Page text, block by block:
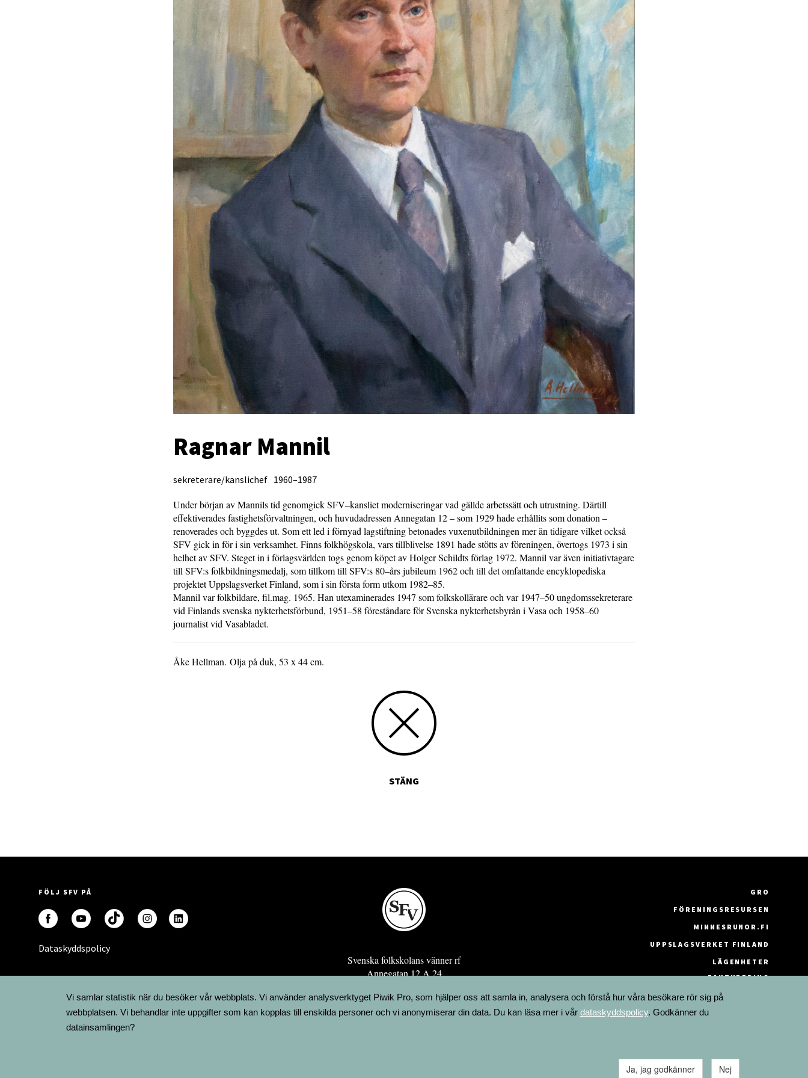
Ragnar Mannil
sekreterare/kanslichef 1960–1987
Under början av Mannils tid genomgick SFV–kansliet moderniseringar vad gällde arbetssätt och utrustning. Därtill
effektiverades fastighetsförvaltningen, och huvudadressen Annegatan 12 – som 1929 hade erhållits som donation –
renoverades och byggdes ut. Som ett led i förnyad lagstiftning betonades vuxenutbildningen mer än tidigare vilket också
SFV gick in för i sin verksamhet. Finns folkhögskola, vars tillblivelse 1891 hade stötts av föreningen, övertogs 1973 i sin
helhet av SFV. Steget in i förlagsvärlden togs genom köpet av Holger Schildts förlag 1972. Mannil var även initiativtagare
till SFV:s folkbildningsmedalj, som tillkom till SFV:s 80–års jubileum 1962 och till det omfattande encyklopediska
projektet Uppslagsverket Finland, som i sin första form utkom 1982–85.
Mannil var folkbildare, fil.mag. 1965. Han utexaminerades 1947 som folkskollärare och var 1947–50 ungdomssekreterare
vid Finlands svenska nykterhetsförbund, 1951–58 föreståndare för Svenska nykterhetsbyrån i Vasa och 1958–60
journalist vid Vasabladet.
Åke Hellman. Olja på duk, 53 x 44 cm.
STÄNG
FÖLJ SFV PÅ
Dataskyddspolicy
Svenska folkskolans vänner rf
Annegatan 12 A 24
sfv@sfv.fi
GRO
FÖRENINGSRESURSEN
MINNESRUNOR.FI
UPPSLAGSVERKET FINLAND
LÄGENHETER
FAKTURERING
Vi samlar statistik när du besöker vår webbplats. Vi använder analysverktyget Piwik Pro, som hjälper oss att samla in, analysera och förstå hur våra besökare rör sig på
webbplatsen. Vi behandlar inte uppgifter som kan kopplas till enskilda personer och vi anonymiserar din data. Du kan läsa mer i vår dataskyddspolicy. Godkänner du
datainsamlingen?
Ja, jag godkänner Nej